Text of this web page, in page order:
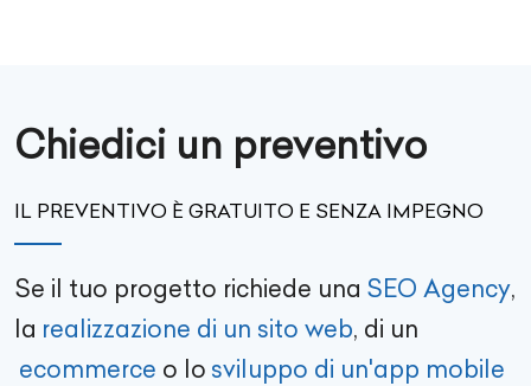
Chiedici un preventivo
IL PREVENTIVO È GRATUITO E SENZA IMPEGNO
Se il tuo progetto richiede una SEO Agency,
la realizzazione di un sito web, di un
ecommerce o lo sviluppo di un'app mobile